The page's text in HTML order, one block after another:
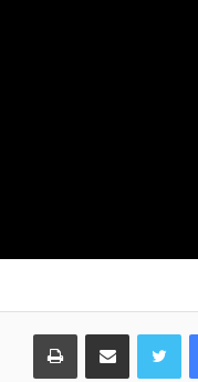
فيسبوكتويتر مشاركة عبر البريد طباعة